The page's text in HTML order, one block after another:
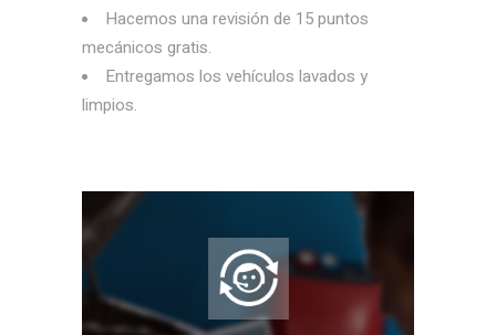
Hacemos una revisión de 15 puntos
mecánicos gratis.
Entregamos los vehículos lavados y
limpios.